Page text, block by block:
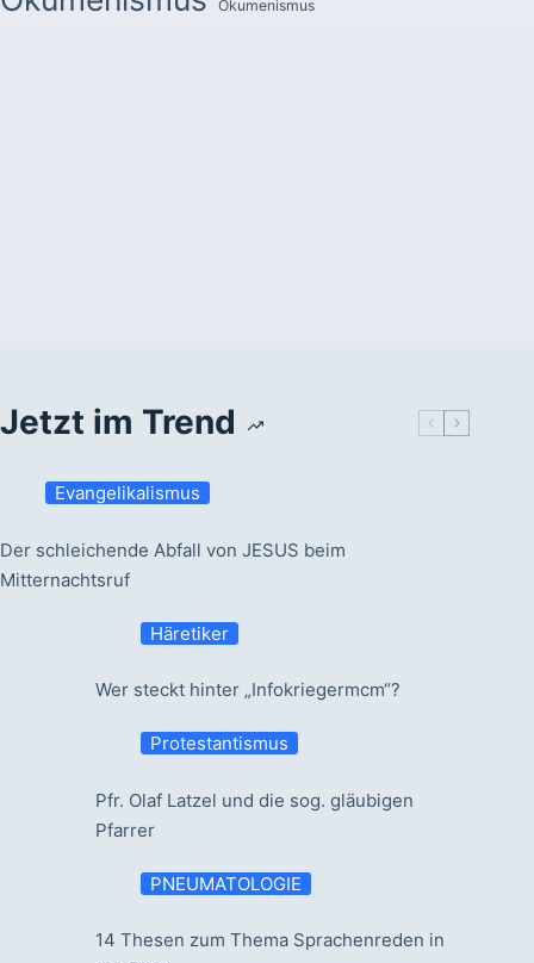
Ökumenismus
Jetzt im Trend
Evangelikalismus
Der schleichende Abfall von JESUS beim
Mitternachtsruf
Häretiker
Wer steckt hinter „Infokriegermcm“?
Protestantismus
Pfr. Olaf Latzel und die sog. gläubigen
Pfarrer
PNEUMATOLOGIE
14 Thesen zum Thema Sprachenreden in